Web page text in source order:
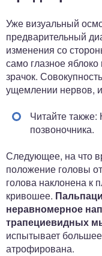
Уже визуальный
предварительный
изменения со
само глазное
зрачок.
ущемлении нервов,
Читайте
позвоночника.
Следующее, на что
положение головы
голова наклонена к
кривошее.
неравномерное
трапециевидных
испытывает
атрофирована.